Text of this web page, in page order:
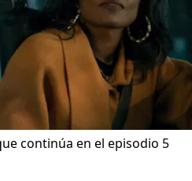
continúa en el episodio 5